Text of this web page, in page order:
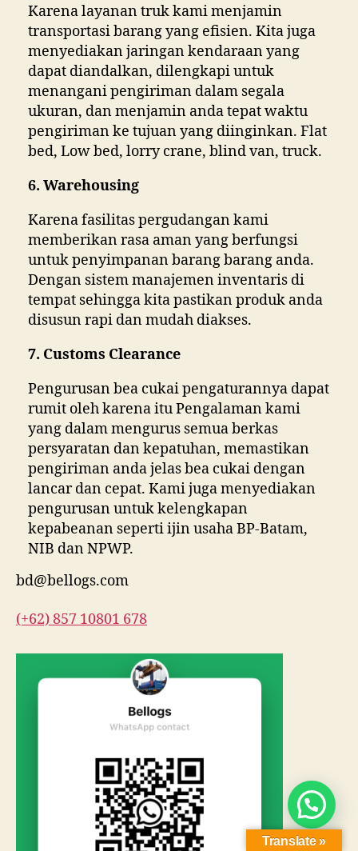
Karena layanan truk kami menjamin
transportasi barang yang efisien. Kita juga
menyediakan jaringan kendaraan yang
dapat diandalkan, dilengkapi untuk
menangani pengiriman dalam segala
ukuran, dan menjamin anda tepat waktu
pengiriman ke tujuan yang diinginkan. Flat
bed, Low bed, lorry crane, blind van, truck.
6. Warehousing
Karena fasilitas pergudangan kami
memberikan rasa aman yang berfungsi
untuk penyimpanan barang barang anda.
Dengan sistem manajemen inventaris di
tempat sehingga kita pastikan produk anda
disusun rapi dan mudah diakses.
7. Customs Clearance
Pengurusan bea cukai pengaturannya dapat
rumit oleh karena itu Pengalaman kami
yang dalam mengurus semua berkas
persyaratan dan kepatuhan, memastikan
pengiriman anda jelas bea cukai dengan
lancar dan cepat. Kami juga menyediakan
pengurusan untuk kelengkapan
kepabeanan seperti ijin usaha BP-Batam,
NIB dan NPWP.
bd@bellogs.com
(+62) 857 10801 678
Translate »